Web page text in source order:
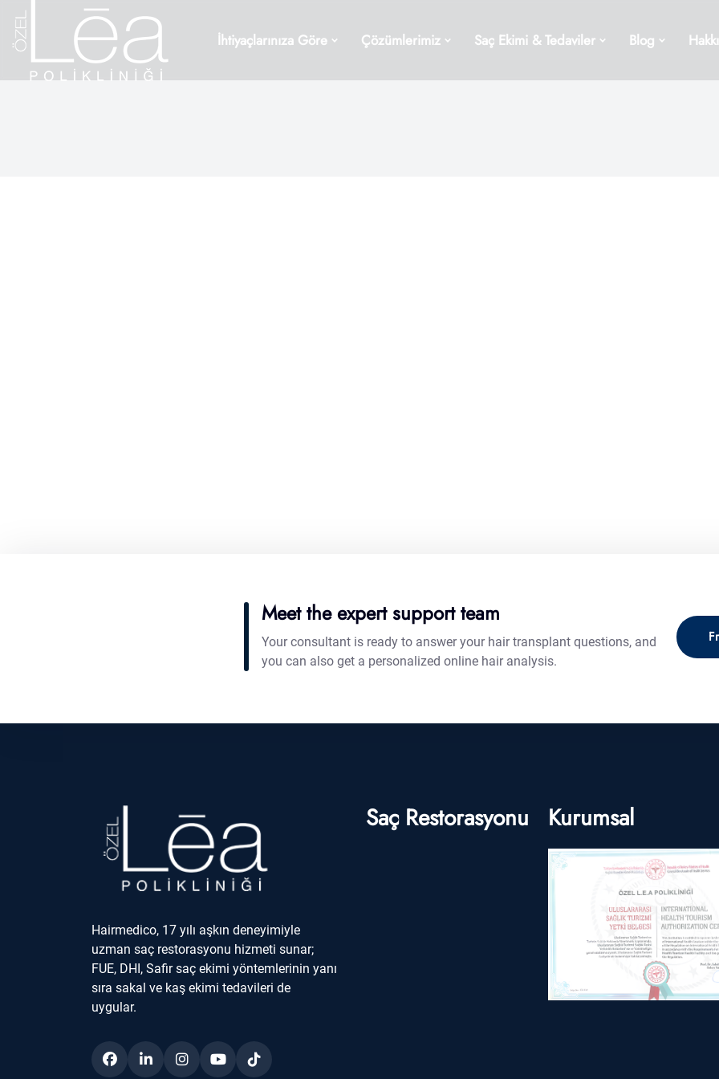
İhtiyaçlarınıza Göre Çözümlerimiz Saç Ekimi & Tedaviler Blog
Meet the expert support team
Your consultant is ready to answer your hair transplant questions, and
you can also get a personalized online hair analysis.
Hairmedico, 17 yılı aşkın deneyimiyle
uzman saç restorasyonu hizmeti sunar;
FUE, DHI, Safir saç ekimi yöntemlerinin yanı
sıra sakal ve kaş ekimi tedavileri de
uygular.
Saç Restorasyonu Kurumsal